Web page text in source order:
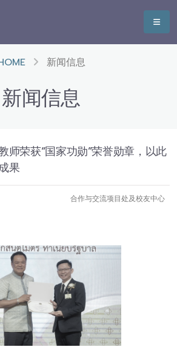
新闻信息
新闻信息
师荣获“国家功勋”荣誉勋章，以此
果
合作与交流项目处及校友中心